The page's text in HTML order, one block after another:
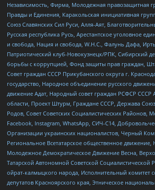
Независимость, Фирма, Молодежная правозащитная
Правды и Единения, Каракольская инициативная
Союз Славянских Сил Руси, Алля-Аят,
Русская республика Русь, Арестантское уголовное
и свобода, Нация и свобода, W.H.С., Фалунь Дафа,
Патриотический клуб-Новокузнецк/РПК, Сибирский
борьбы с коррупцией, Фонд защиты прав граждан,
Совет граждан СССР Прикубанского округа г.
государство, Народное объединение русского
движение Адат, Народный совет граждан РСФСР СССР
области, Проект Штурм, Граждане СССР, Держава
Родов, Совет Советских Социалистических Районов,
Facebook, Instagram, WhatsApp, СИЧ-С14,
Организации украинских националистов, Черный
Региональное Всетатарское общественное движение,
Молодежное Демократическое Движение Весна,
Татарской Автономной Советской Социалистической
ойрат-калмыцкого народа, Исполнительный комитет
депутатов Красноярского края, Этническое